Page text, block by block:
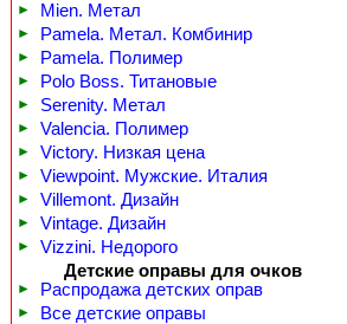
► Mien. Метал
► Pamela. Метал. Комбинир
► Pamela. Полимер
► Polo Boss. Титановые
► Serenity. Метал
► Valencia. Полимер
► Victory. Низкая цена
► Viewpoint. Мужские. Италия
► Villemont. Дизайн
► Vintage. Дизайн
►
Vizzini. Недорого
Детские оправы для очков
► Распродажа детских оправ
► Все детские оправы